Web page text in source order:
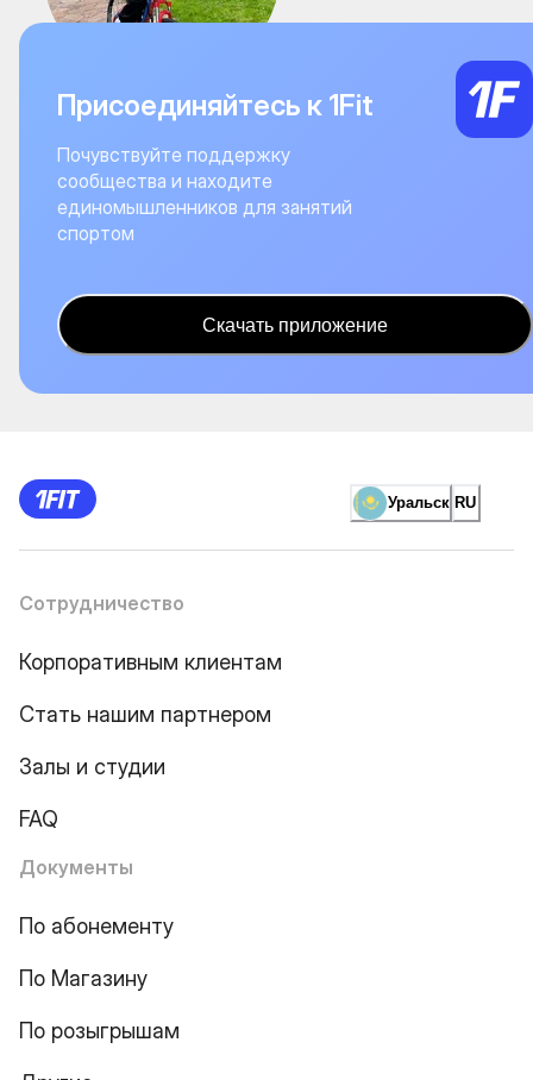
Присоединяйтесь к 1Fit
Почувствуйте поддержку
сообщества и находите
единомышленников для занятий
спортом
Скачать приложение
Уральск RU
Сотрудничество
Корпоративным клиентам
Стать нашим партнером
Залы и студии
FAQ
Документы
По абонементу
По Магазину
По розыгрышам